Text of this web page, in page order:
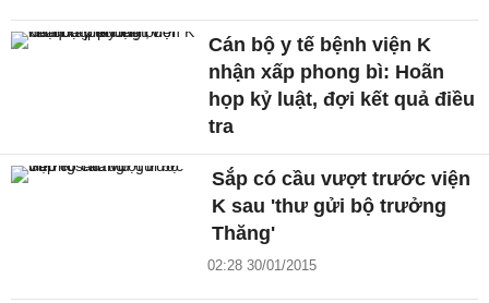
Cán bộ y tế bệnh viện K
nhận xấp phong bì: Hoãn
họp kỷ luật, đợi kết quả điều
tra
Sắp có cầu vượt trước viện
K sau 'thư gửi bộ trưởng
Thăng'
02:28 30/01/2015